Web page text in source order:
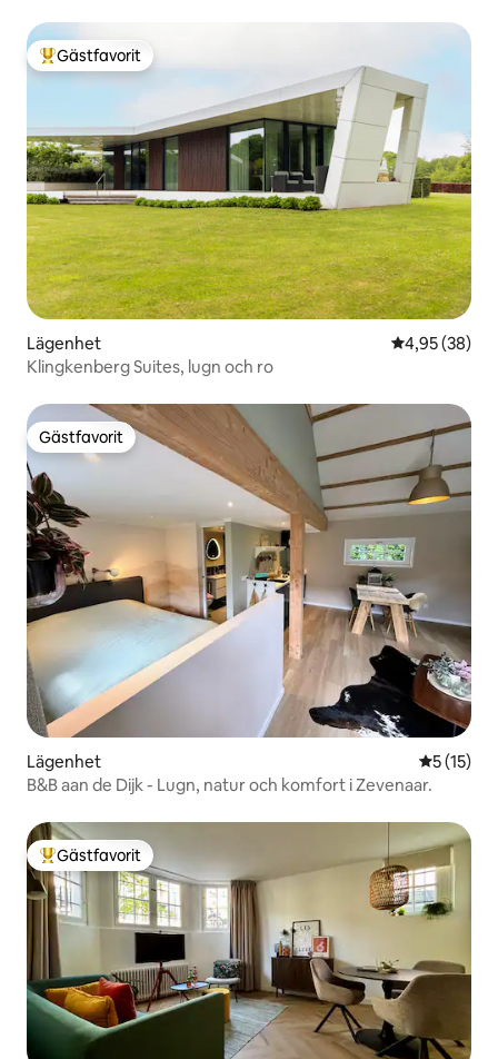
Populär gästfavorit
Gästfavorit
Lägenhet 4,95 av 5 i
4,95 (38)
Klingkenberg Suites, lugn och ro
Gästfavorit
Gästfavorit
Lägenhet 5 av 5 i
5 (15)
B&B aan de Dijk - Lugn, natur och komfort i Zevenaar.
Populär gästfavorit
Gästfavorit